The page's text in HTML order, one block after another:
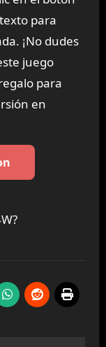
para
¡No dudes
juego
para
en